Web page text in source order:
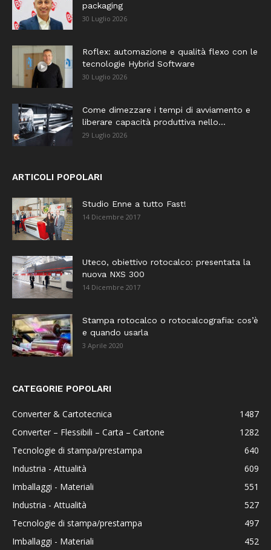
packaging
30 Luglio 2026
Roflex: automazione e qualità flexo con le
tecnologie Hybrid Software
30 Luglio 2026
Come dimezzare i tempi di avviamento e
liberare capacità produttiva nello...
29 Luglio 2026
ARTICOLI POPOLARI
Studio Enne a tutto Fast!
14 Dicembre 2017
Uteco, obiettivo rotocalco: presentata la
nuova NXS 300
14 Dicembre 2017
Stampa rotocalco o rotocalcografia: cos’è
e quando usarla
3 Aprile 2020
CATEGORIE POPOLARI
Converter & Cartotecnica
1487
Converter – Flessibili – Carta – Cartone
1282
Tecnologie di stampa/prestampa
640
Industria - Attualità
609
Imballaggi - Materiali
551
Industria - Attualità
527
Tecnologie di stampa/prestampa
497
Imballaggi - Materiali
452